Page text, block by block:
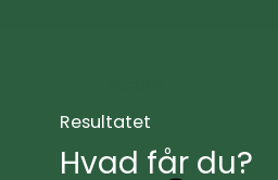
Resultatet
Hvad får du?